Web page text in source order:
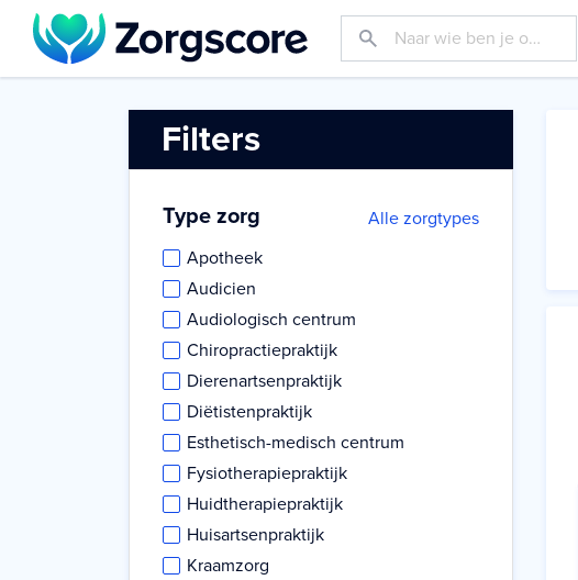
Filters
Type zorg
Alle zorgtypes
Apotheek
Audicien
Audiologisch centrum
Chiropractiepraktijk
Dierenartsenpraktijk
Diëtistenpraktijk
Esthetisch-medisch centrum
Fysiotherapiepraktijk
Huidtherapiepraktijk
Huisartsenpraktijk
Kraamzorg